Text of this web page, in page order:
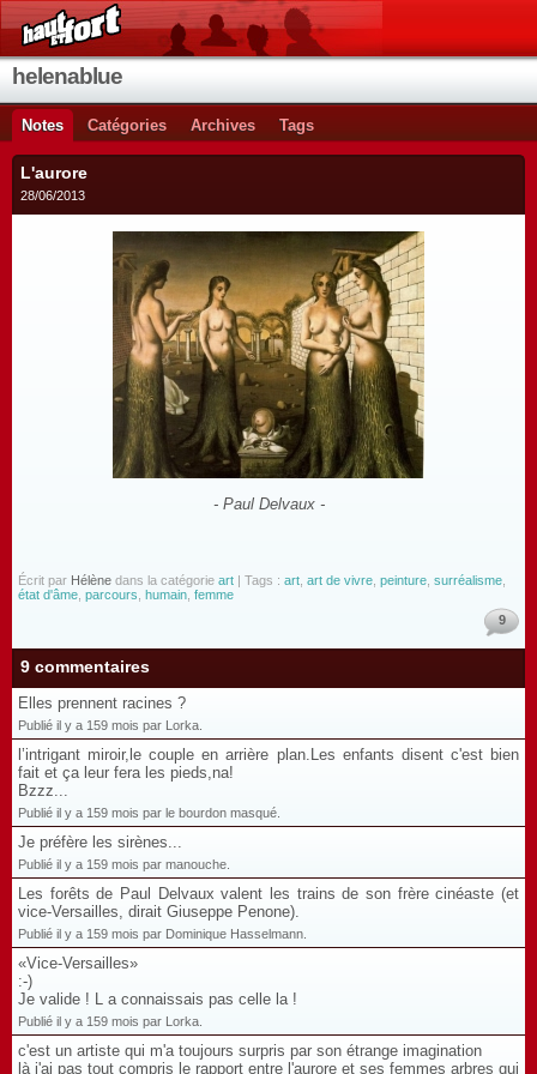
helenablue
Notes Catégories Archives Tags
L'aurore
28/06/2013
- Paul Delvaux -
Écrit par Hélène dans la catégorie art | Tags : art art de vivre peinture surréalisme
état d'âme parcours humain femme
9
9 commentaires
Elles prennent racines ?
Publié il y a 159 mois par Lorka.
l’intrigant miroir,le couple en arrière plan.Les enfants disent c'est bien
fait et ça leur fera les pieds,na!
Bzzz...
Publié il y a 159 mois par le bourdon masqué.
Je préfère les sirènes...
Publié il y a 159 mois par manouche.
Les forêts de Paul Delvaux valent les trains de son frère cinéaste (et
vice-Versailles, dirait Giuseppe Penone).
Publié il y a 159 mois par Dominique Hasselmann.
«Vice-Versailles»
:-)
Je valide ! L a connaissais pas celle la !
Publié il y a 159 mois par Lorka.
c'est un artiste qui m'a toujours surpris par son étrange imagination
là j'ai pas tout compris le rapport entre l'aurore et ses femmes arbres qui